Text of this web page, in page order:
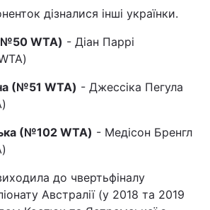
дізналися інші українки.
WTA) - Діан Паррі
(№51 WTA) - Джессіка Пегула
(№102 WTA) - Медісон Бренгл
до чвертьфіналу
Австралії (у 2018 та 2019